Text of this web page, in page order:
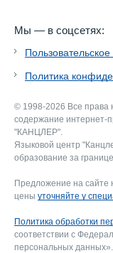
Мы — в соцсетях:
Политика
© 1998-2026 Все права
содержание интернет-
"КАНЦЛЕР".
Языковой центр
образование за
Предложение на сайте
цены уточняйте у
Политика обработки
соответствии с
персональных данных».